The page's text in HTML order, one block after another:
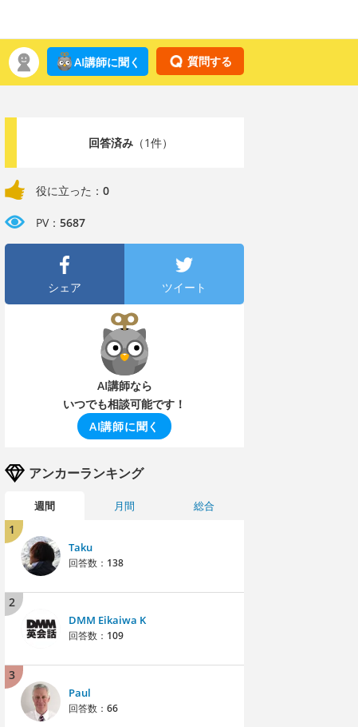
質問する
AI講師に聞く
回答済み（1件）
役に立った： 0
PV： 5687
シェア ツイート
AI講師なら
いつでも相談可能です！
AI講師に聞く
アンカーランキング
週間 月間 総合
1
Taku
回答数： 138
2
DMM Eikaiwa K
回答数： 109
3
Paul
回答数： 66